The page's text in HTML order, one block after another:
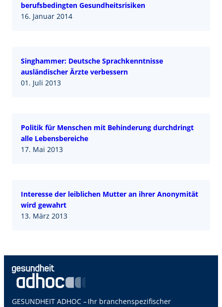
berufsbedingten Gesundheitsrisiken
16. Januar 2014
Singhammer: Deutsche Sprachkenntnisse
ausländischer Ärzte verbessern
01. Juli 2013
Politik für Menschen mit Behinderung durchdringt
alle Lebensbereiche
17. Mai 2013
Interesse der leiblichen Mutter an ihrer Anonymität
wird gewahrt
13. März 2013
GESUNDHEIT ADHOC – Ihr branchenspezifischer